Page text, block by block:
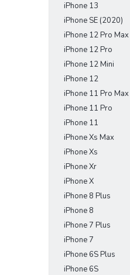
iPhone 13
iPhone SE (2020)
iPhone 12 Pro Max
iPhone 12 Pro
iPhone 12 Mini
iPhone 12
iPhone 11 Pro Max
iPhone 11 Pro
iPhone 11
iPhone Xs Max
iPhone Xs
iPhone Xr
iPhone X
iPhone 8 Plus
iPhone 8
iPhone 7 Plus
iPhone 7
iPhone 6S Plus
iPhone 6S